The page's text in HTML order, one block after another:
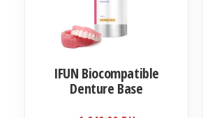
IFUN Biocompatible
Denture Base